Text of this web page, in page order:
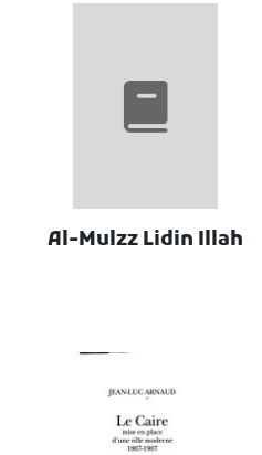
Al-Mulzz Lidin Illah